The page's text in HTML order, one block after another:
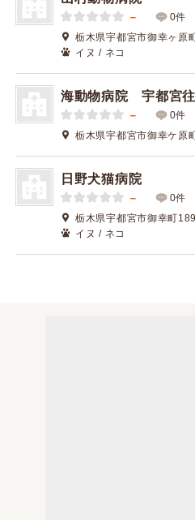
－
0件
栃木県宇都宮市御幸ヶ原
イヌ / ネコ
海動物病院 宇都宮
－
0件
栃木県宇都宮市御幸ケ原
日野犬猫病院
－
0件
栃木県宇都宮市御幸町
イヌ / ネコ